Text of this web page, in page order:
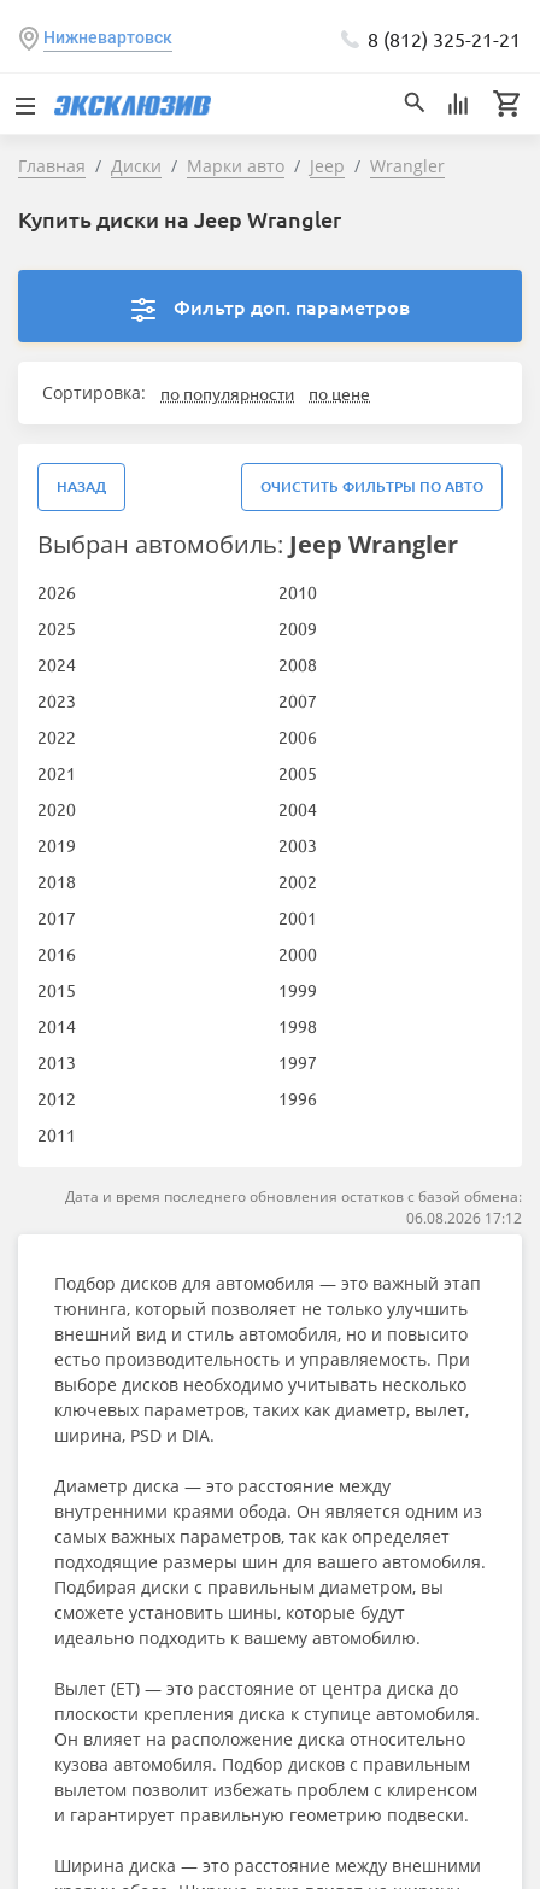
Нижневартовск 8 (812) 325-21-21
Главная Диски Марки авто Jeep Wrangler
Купить диски на Jeep Wrangler
Фильтр доп. параметров
Сортировка: по популярности по цене
НАЗАД ОЧИСТИТЬ ФИЛЬТРЫ ПО АВТО
Выбран автомобиль: Jeep Wrangler
2026
2025
2024
2023
2022
2021
2020
2019
2018
2017
2016
2015
2014
2013
2012
2011
2010
2009
2008
2007
2006
2005
2004
2003
2002
2001
2000
1999
1998
1997
1996
Дата и время последнего обновления остатков с базой обмена:
06.08.2026 17:12
Подбор дисков для автомобиля — это важный этап
тюнинга, который позволяет не только улучшить
внешний вид и стиль автомобиля, но и повысито
естьо производительность и управляемость. При
выборе дисков необходимо учитывать несколько
ключевых параметров, таких как диаметр, вылет,
ширина, PSD и DIA.
Диаметр диска — это расстояние между
внутренними краями обода. Он является одним из
самых важных параметров, так как определяет
подходящие размеры шин для вашего автомобиля.
Подбирая диски с правильным диаметром, вы
сможете установить шины, которые будут
идеально подходить к вашему автомобилю.
Вылет (ET) — это расстояние от центра диска до
плоскости крепления диска к ступице автомобиля.
Он влияет на расположение диска относительно
кузова автомобиля. Подбор дисков с правильным
вылетом позволит избежать проблем с клиренсом
и гарантирует правильную геометрию подвески.
Ширина диска — это расстояние между внешними